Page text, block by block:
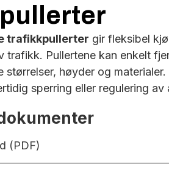
trafikkpullerter gir fleksibel
trafikk. Pullertene kan enkelt
størrelser, høyder og
sperring eller regulering av
(PDF)